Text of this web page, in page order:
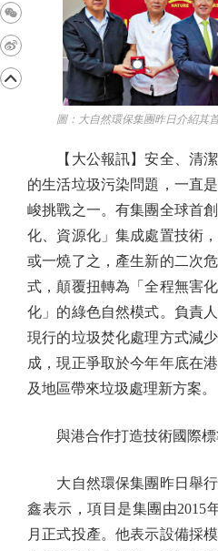
圖：大自然環保集團昨日介紹其首
【大公報訊】安全、清潔
的生活垃圾污染問題，一直
峻挑戰之一。有集團全球首
化、資源化」集成處置技術
或一燒了之，產生新的二次
式，顛覆扭轉為「全程無害
化」的綠色自然模式。負責
現行的垃圾焚化處理方式減
成，現正爭取於今年年底在
及地區帶來垃圾處理新方案。
與港合作打造技術國際標
大自然環保集團昨日舉行
鑫表示，項目是集團由2015
月正式投產。他表示設備採